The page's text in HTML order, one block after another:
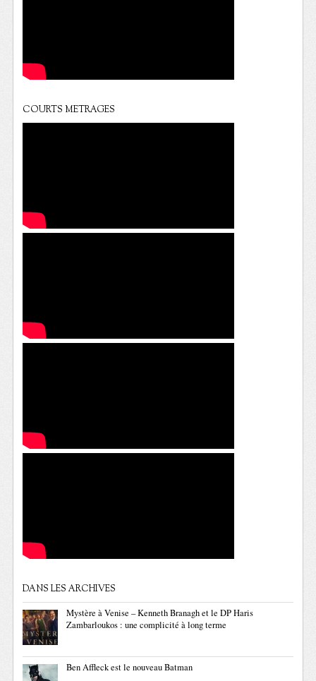
COURTS METRAGES
DANS LES ARCHIVES
Mystère à Venise – Kenneth Branagh et le DP Haris
Zambarloukos : une complicité à long terme
Ben Affleck est le nouveau Batman